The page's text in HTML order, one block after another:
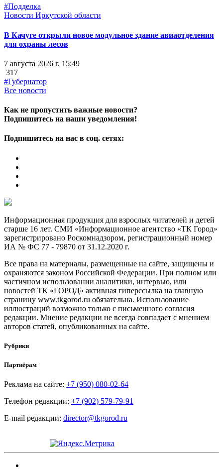
#Подделка
Новости Иркутской области
В Качуге открыли новое модульное здание авиаотделения
для охраны лесов
7 августа 2026 г. 15:49
317
#Губернатор
Все новости
Как не пропустить важные новости?
Подпишитесь на наши уведомления!
Подпишитесь на нас в соц. сетях:
Информационная продукция для взрослых читателей и детей
старше 16 лет. СМИ «Информационное агентство «ТК Город»
зарегистрировано Роскомнадзором, регистрационный номер
ИА № ФС 77 - 79870 от 31.12.2020 г.
Все права на материалы, размещенные на сайте, защищены и
охраняются законом Российской Федерации. При полном или
частичном использовании аналитики, интервью, или
новостей ТК «ГОРОД» активная гиперссылка на главную
страницу www.tkgorod.ru обязательна. Использование
иллюстраций возможно только с письменного согласия
редакции. Мнение редакции не всегда совпадает с мнением
авторов статей, опубликованных на сайте.
Рубрики
Партнёрам
Реклама на сайте: +7 (950) 080-02-64
Телефон редакции: +7 (902) 579-79-91
E-mail редакции: director@tkgorod.ru